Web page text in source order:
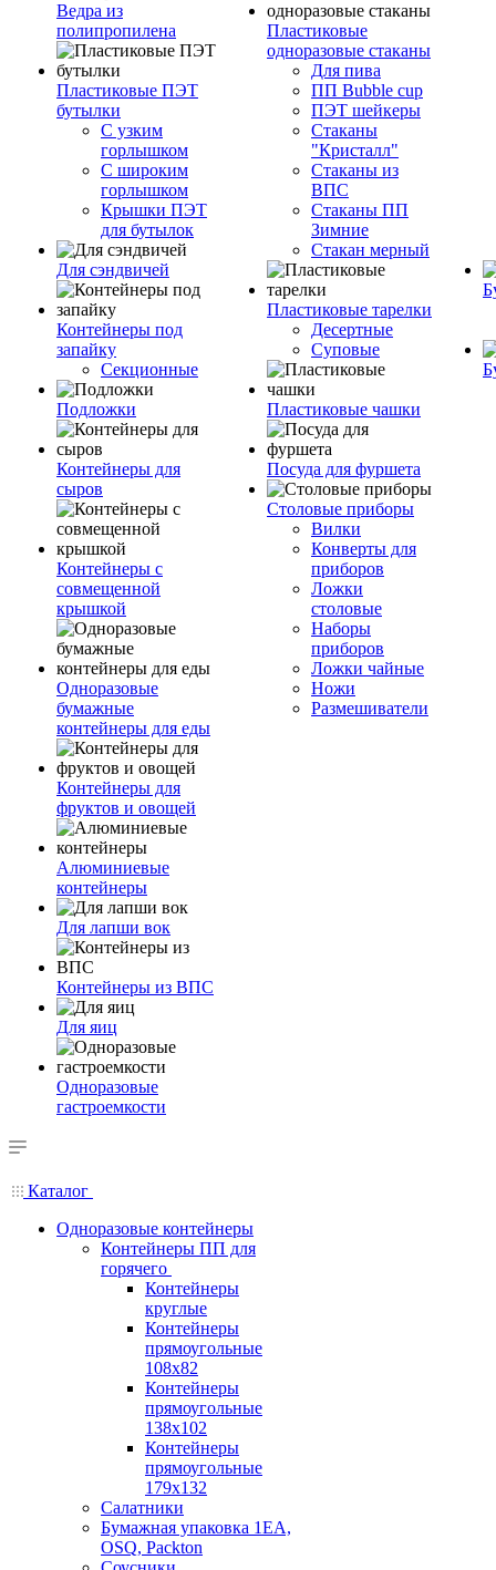
Ведра из
полипропилена
Пластиковые ПЭТ
бутылки
С узким
горлышком
С широким
горлышком
Крышки ПЭТ
для бутылок
Для сэндвичей
Контейнеры под
запайку
Секционные
Подложки
Контейнеры для
сыров
Контейнеры с
совмещенной
крышкой
Одноразовые
бумажные
контейнеры для еды
Контейнеры для
фруктов и овощей
Алюминиевые
контейнеры
Для лапши вок
Контейнеры из ВПС
Для яиц
Одноразовые
гастроемкости
Пластиковые
одноразовые стаканы
Для пива
ПП Bubble cup
ПЭТ шейкеры
Стаканы
"Кристалл"
Стаканы из
ВПС
Стаканы ПП
Зимние
Стакан мерный
Пластиковые тарелки
Десертные
Суповые
Пластиковые чашки
Посуда для фуршета
Столовые приборы
Вилки
Конверты для
приборов
Ложки
столовые
Наборы
приборов
Ложки чайные
Ножи
Размешиватели
Каталог
Одноразовые контейнеры
Контейнеры ПП для
горячего
Контейнеры
круглые
Контейнеры
прямоугольные
108х82
Контейнеры
прямоугольные
138х102
Контейнеры
прямоугольные
179х132
Салатники
Бумажная упаковка 1ЕА,
OSQ, Packton